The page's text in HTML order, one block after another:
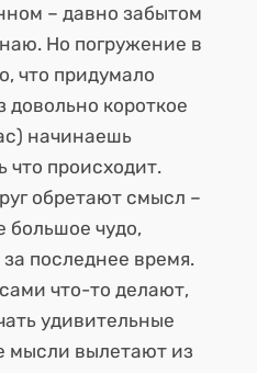
– давно забытом
Но погружение в
что придумало
довольно короткое
начинаешь
что происходит.
обретают смысл –
большое чудо,
последнее время.
что-то делают,
удивительные
мысли вылетают из